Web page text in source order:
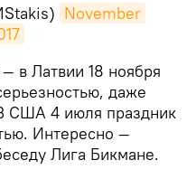
November
в Латвии 18 ноября
даже
США 4 июля праздник
Интересно —
Лига Бикмане.